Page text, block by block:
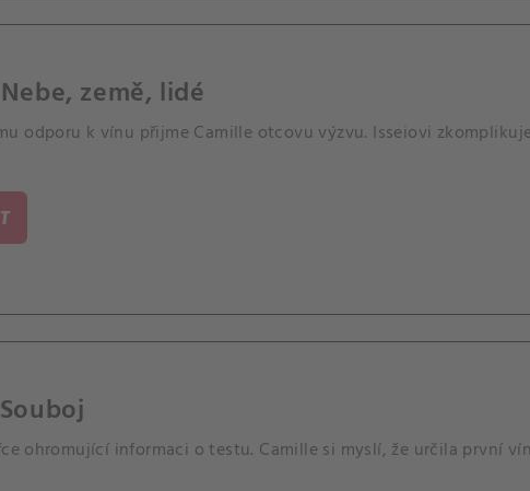
země, lidé
odporu k vínu přijme Camille otcovu výzvu. Isseiovi
ohromující informaci o testu. Camille si myslí, že určila první